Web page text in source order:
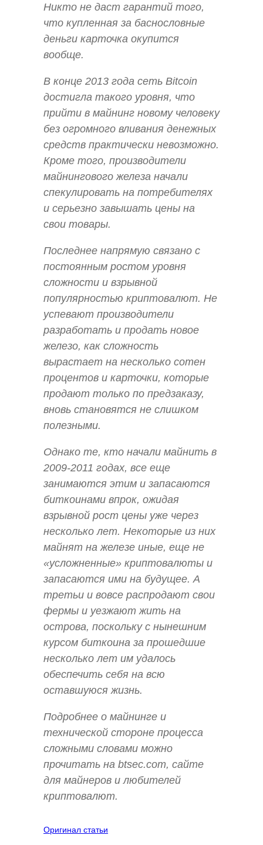
Никто не даст гарантий того,
что купленная за баснословные
деньги карточка окупится
вообще.
В конце 2013 года сеть Bitcoin
достигла такого уровня, что
прийти в майнинг новому человеку
без огромного вливания денежных
средств практически невозможно.
Кроме того, производители
майнингового железа начали
спекулировать на потребителях
и серьезно завышать цены на
свои товары.
Последнее напрямую связано с
постоянным ростом уровня
сложности и взрывной
популярностью криптовалют. Не
успевают производители
разработать и продать новое
железо, как сложность
вырастает на несколько сотен
процентов и карточки, которые
продают только по предзаказу,
вновь становятся не слишком
полезными.
Однако те, кто начали майнить в
2009-2011 годах, все еще
занимаются этим и запасаются
биткоинами впрок, ожидая
взрывной рост цены уже через
несколько лет. Некоторые из них
майнят на железе иные, еще не
«усложненные» криптовалюты и
запасаются ими на будущее. А
третьи и вовсе распродают свои
фермы и уезжают жить на
острова, поскольку с нынешним
курсом биткоина за прошедшие
несколько лет им удалось
обеспечить себя на всю
оставшуюся жизнь.
Подробнее о майнинге и
технической стороне процесса
сложными словами можно
прочитать на btsec.com, сайте
для майнеров и любителей
криптовалют.
Оригинал статьи